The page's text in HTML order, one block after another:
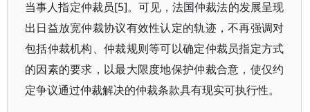
当事人指定仲裁员[5]。可见，法国仲裁法的发展呈现
出日益放宽仲裁协议有效性认定的轨迹，不再强调对
包括仲裁机构、仲裁规则等可以确定仲裁员指定方式
的因素的要求，以最大限度地保护仲裁合意，使仅约
定争议通过仲裁解决的仲裁条款具有现实可执行性。